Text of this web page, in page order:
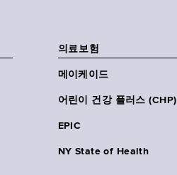
의료보험
메이케이드
어린이 건강 플러스 (CHP)
EPIC
NY State of Health